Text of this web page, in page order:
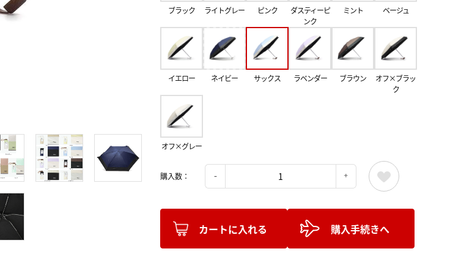
ブラック ライトグレー ピンク
ダスティーピ
ンク
ミント ベージュ
イエロー ネイビー サックス ラベンダー ブラウン
オフ×ブラッ
ク
オフ×グレー
購入数：
カートに入れる 購入手続きへ